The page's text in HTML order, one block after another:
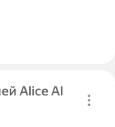
Alice AI